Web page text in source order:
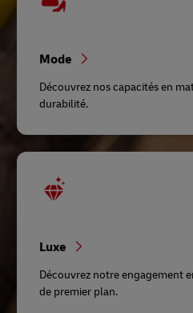
Mode
Découvrez nos capacités en
durabilité.
Luxe
Découvrez notre engagement
de premier plan.